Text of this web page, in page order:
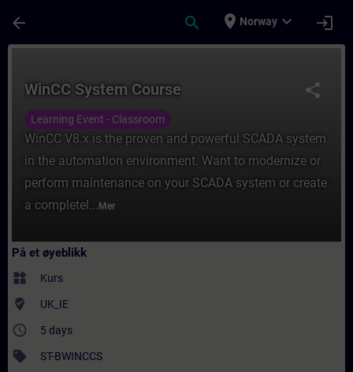
arrow_back search place Norway expand_more login
share
WinCC System Course
Learning Event - Classroom
WinCC V8.x is the proven and powerful SCADA system
in the automation environment. Want to modernize or
perform maintenance on your SCADA system or create
a completel... Mer
På et øyeblikk
widgets Kurs
where_to_vote UK_IE
access_time 5 days
sell ST-BWINCCS